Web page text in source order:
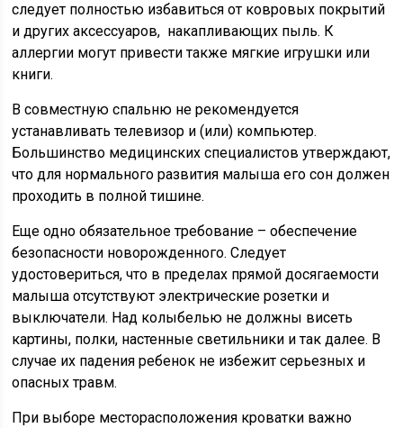
следует полностью избавиться от ковровых покрытий
и других аксессуаров, накапливающих пыль. К
аллергии могут привести также мягкие игрушки или
книги.
В совместную спальню не рекомендуется
устанавливать телевизор и (или) компьютер.
Большинство медицинских специалистов утверждают,
что для нормального развития малыша его сон должен
проходить в полной тишине.
Еще одно обязательное требование – обеспечение
безопасности новорожденного. Следует
удостовериться, что в пределах прямой досягаемости
малыша отсутствуют электрические розетки и
выключатели. Над колыбелью не должны висеть
картины, полки, настенные светильники и так далее. В
случае их падения ребенок не избежит серьезных и
опасных травм.
При выборе месторасположения кроватки важно